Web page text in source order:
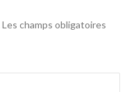
Les champs obligatoires